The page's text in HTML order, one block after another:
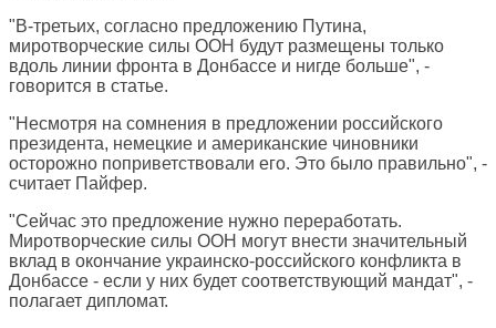
"В-третьих, согласно предложению Путина,
миротворческие силы ООН будут размещены только
вдоль линии фронта в Донбассе и нигде больше", -
говорится в статье.
"Несмотря на сомнения в предложении российского
президента, немецкие и американские чиновники
осторожно поприветствовали его. Это было правильно", -
считает Пайфер.
"Сейчас это предложение нужно переработать.
Миротворческие силы ООН могут внести значительный
вклад в окончание украинско-российского конфликта в
Донбассе - если у них будет соответствующий мандат", -
полагает дипломат.